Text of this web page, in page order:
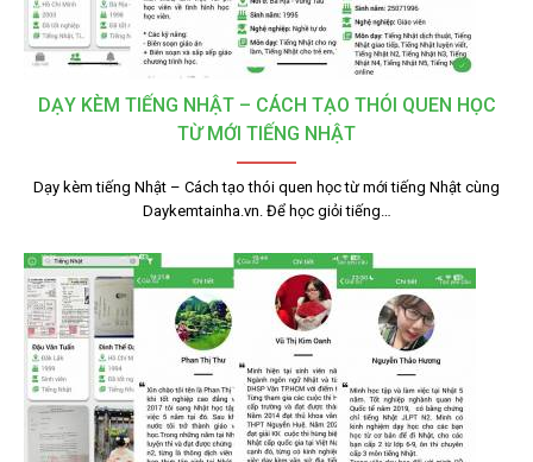
DẠY KÈM TIẾNG NHẬT – CÁCH TẠO THÓI QUEN HỌC
TỪ MỚI TIẾNG NHẬT
Dạy kèm tiếng Nhật – Cách tạo thói quen học từ mới tiếng Nhật cùng
Daykemtainha.vn. Để học giỏi tiếng…